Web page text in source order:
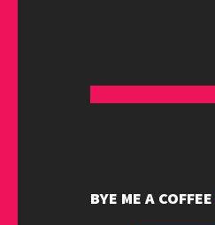
BYE ME A COFFEE